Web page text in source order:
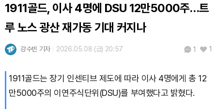
Tether USDt (USDT) ₩1,407(-0.01%)
BNB (BNB)
XRP (XRP) ₩1,466(-0.24%)
1911골드, 이사 4명에 DSU 12만5000주…트
루 노스 광산 재가동 기대 커지나
강수빈 기자 2026.05.08 (금) 20:57 1 1
1911골드는 장기 인센티브 제도에 따라 이사 4명에게 총 12
만5000주의 이연주식단위(DSU)를 부여했다고 밝혔다.